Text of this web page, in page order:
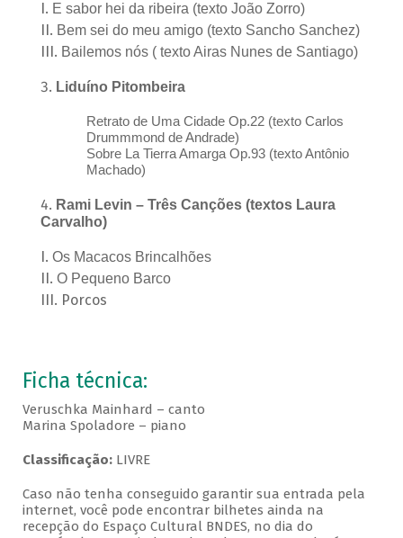
E sabor hei da ribeira (texto João Zorro)
Bem sei do meu amigo (texto Sancho Sanchez)
Bailemos nós ( texto Airas Nunes de Santiago)
Liduíno Pitombeira
Retrato de Uma Cidade Op.22 (texto Carlos
Drummmond de Andrade)
Sobre La Tierra Amarga Op.93 (texto Antônio
Machado)
Rami Levin – Três Canções (textos Laura
Carvalho)
Os Macacos Brincalhões
O Pequeno Barco
Porcos
Ficha técnica:
Veruschka Mainhard – canto
Marina Spoladore – piano
Classificação:LIVRE
Caso não tenha conseguido garantir sua entrada pela
internet, você pode encontrar bilhetes ainda na
recepção do Espaço Cultural BNDES, no dia do